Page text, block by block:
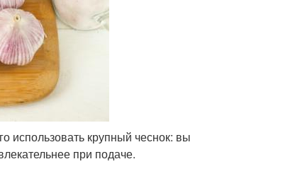
использовать крупный чеснок: вы
при подаче.